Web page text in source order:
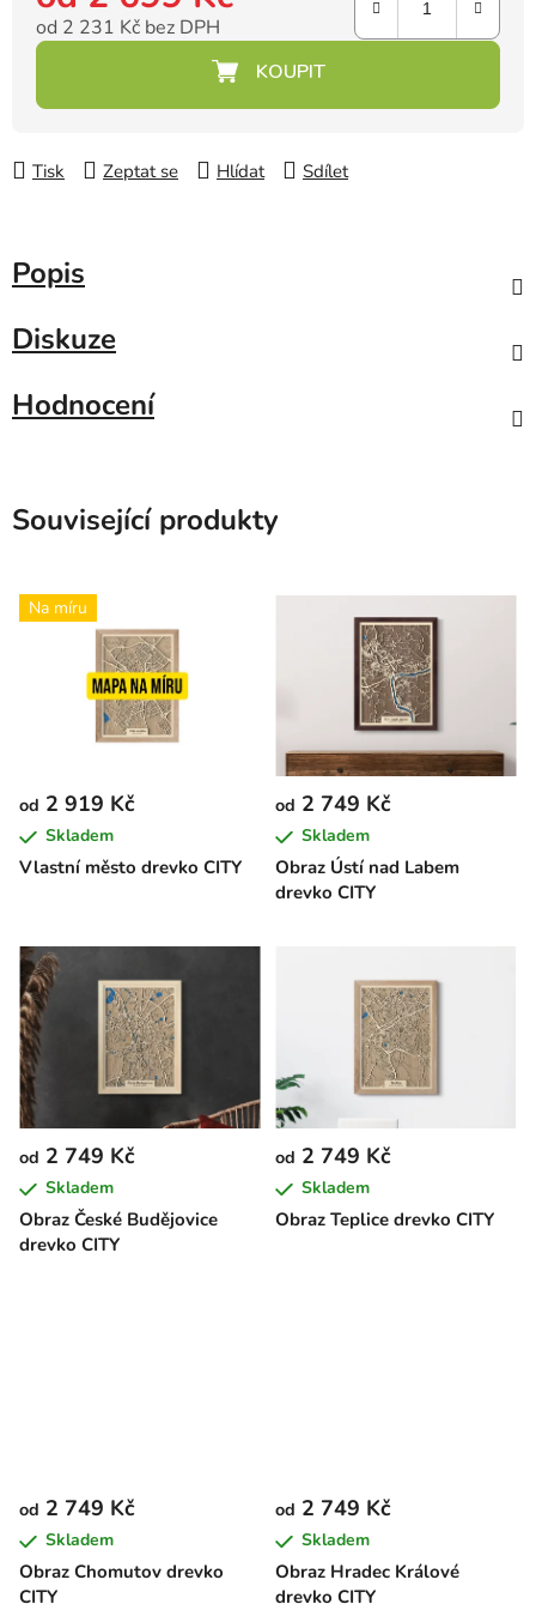
od 2 231 Kč bez DPH
Měrná cena:
Tisk Zeptat se Hlídat Sdílet
Popis
Diskuze
Hodnocení
Související produkty
Na míru
Vlastní město drevko CITY
od 2 919 Kč
Skladem
Obraz Ústí nad Labem
drevko CITY
od 2 749 Kč
Skladem
Obraz České Budějovice
drevko CITY
od 2 749 Kč
Skladem
Obraz Teplice drevko CITY
od 2 749 Kč
Skladem
Obraz Chomutov drevko
CITY
od 2 749 Kč
Skladem
Obraz Hradec Králové
drevko CITY
od 2 749 Kč
Skladem